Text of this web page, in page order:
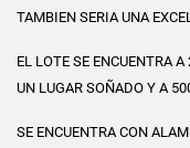
TAMBIEN SERIA UNA
EL LOTE SE ENCUENTRA
UN LUGAR SOÑADO Y A
SE ENCUENTRA CON